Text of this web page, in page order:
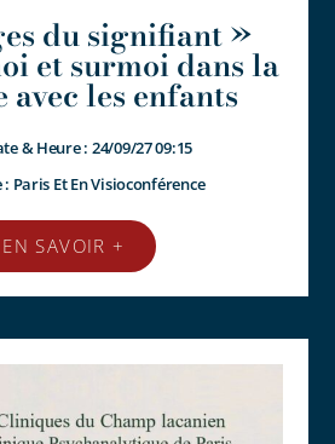
du signifiant »
et surmoi dans la
les enfants
& Heure : 24/09/27 09:15
: Paris Et En Visioconférence
EN SAVOIR +